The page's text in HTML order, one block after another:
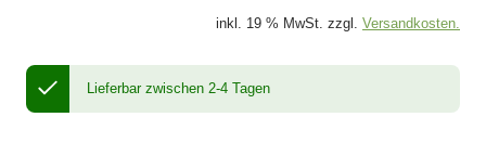
inkl. 19 % MwSt. zzgl. Versandkosten.
Lieferbar zwischen 2-4 Tagen